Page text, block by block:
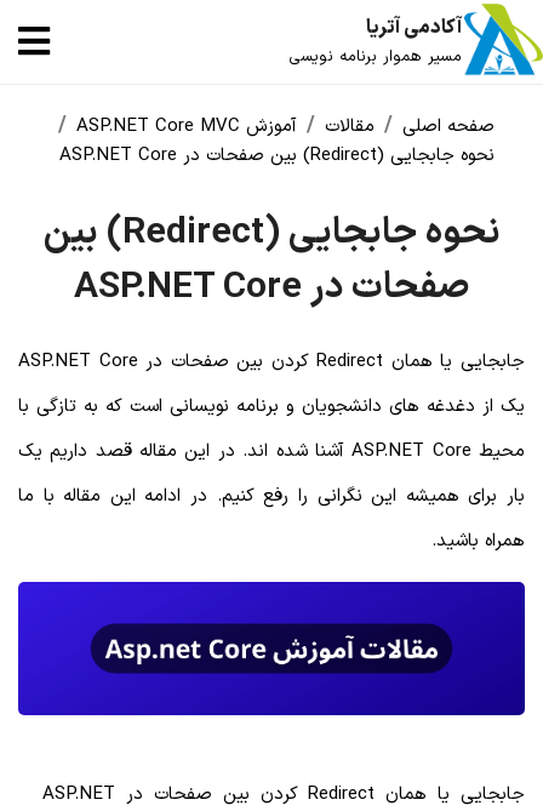
آکادمی آتریا
مسیر هموار برنامه نویسی
صفحه اصلی مقالات
آموزش ASP.NET Core MVC
نحوه جابجایی (Redirect) بین صفحات در ASP.NET Core
نحوه جابجایی (Redirect) بین
صفحات در ASP.NET Core
جابجایی یا همان Redirect کردن بین صفحات در ASP.NET Core
یک از دغدغه های دانشجویان و برنامه نویسانی است که به تازگی با
محیط ASP.NET Core آشنا شده اند. در این مقاله قصد داریم یک
بار برای همیشه این نگرانی را رفع کنیم. در ادامه این مقاله با ما
همراه باشید.
جابجایی یا همان Redirect کردن بین صفحات در ASP.NET